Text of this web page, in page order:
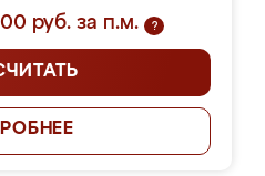
руб. за п.м.
?